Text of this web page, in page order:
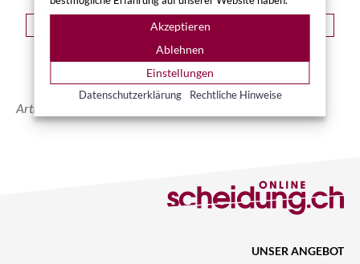
LINKEDIN
KONTAKT
Artikel aktualisiert am 24/07/2025
UNSER ANGEBOT
Akzeptieren
Ablehnen
Einstellungen
Datenschutzerklärung Rechtliche Hinweise